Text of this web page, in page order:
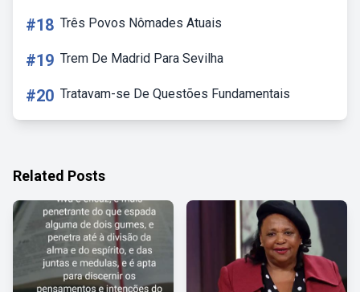
#18 Três Povos Nômades Atuais
#19 Trem De Madrid Para Sevilha
#20 Tratavam-se De Questões Fundamentais
Related Posts